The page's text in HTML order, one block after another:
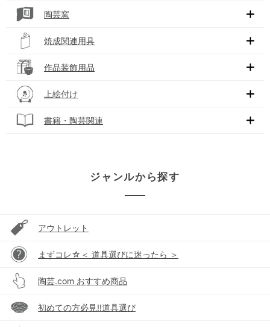
陶芸窯
焼成関連用具
作品装飾用品
上絵付け
書籍・陶芸関連
ジャンルから探す
アウトレット
まずコレ☆＜ 道具選びに迷ったら ＞
陶芸.com おすすめ商品
初めての方必見!!道具選び